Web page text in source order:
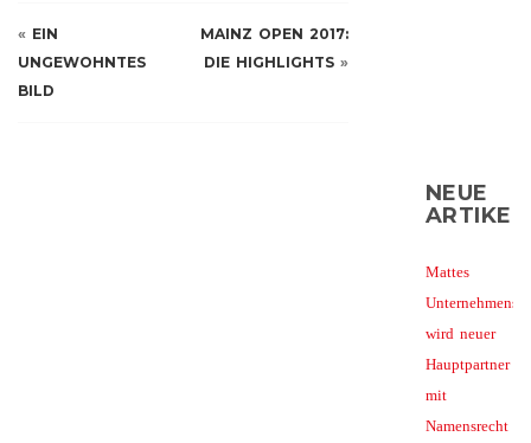
« EIN
UNGEWOHNTES
BILD
MAINZ OPEN 2017:
DIE HIGHLIGHTS»
NEUE
ARTIKEL
Mattes
wird neuer
Hauptpartner
mit
Namensrecht